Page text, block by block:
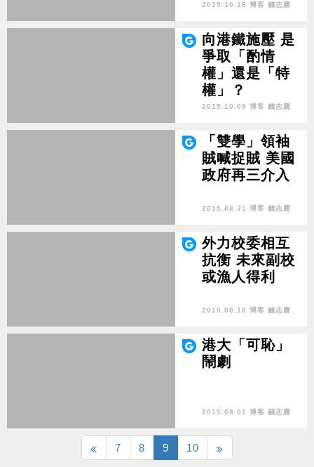
2015.10.18 博客 錢志庸
向港鐵施壓 是
爭取「酌情
權」還是「特
權」？
2015.10.09 博客 錢志庸
「雙學」領袖
賊喊捉賊 美國
政府再三介入
2015.08.31 博客 錢志庸
外力校委相互
抗衡 未來副校
或漁人得利
2015.08.18 博客 錢志庸
港大「可恥」
鬧劇
2015.08.01 博客 錢志庸
7 8 9 10